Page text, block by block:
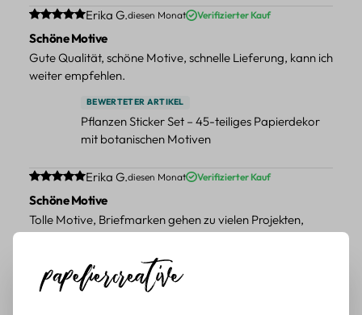
Durchschnittliche Bewertung von 5 von 5 Sternen
Erika G.diesen Monat Verifizierter Kauf
Schöne Motive
Gute Qualität, schöne Motive, schnelle Lieferung, kann ich
weiter empfehlen.
BEWERTETER ARTIKEL
Pflanzen Sticker Set – 45-teiliges Papierdekor
mit botanischen Motiven
Durchschnittliche Bewertung von 5 von 5 Sternen
Erika G.diesen Monat Verifizierter Kauf
Schöne Motive
Tolle Motive, Briefmarken gehen zu vielen Projekten,
würde sie wieder kaufen.
BEWERTETER ARTIKEL
Retro Briefmarken Sticker Set – 45 Papier-